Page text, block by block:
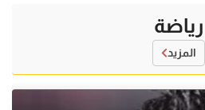
رياضة
المزيد